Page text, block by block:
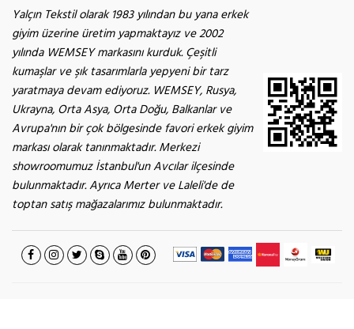
Yalçın Tekstil olarak 1983 yılından bu yana erkek
giyim üzerine üretim yapmaktayız ve 2002
yılında WEMSEY markasını kurduk. Çeşitli
kumaşlar ve şık tasarımlarla yepyeni bir tarz
yaratmaya devam ediyoruz. WEMSEY, Rusya,
Ukrayna, Orta Asya, Orta Doğu, Balkanlar ve
Avrupa'nın bir çok bölgesinde favori erkek giyim
markası olarak tanınmaktadır. Merkezi
showroomumuz İstanbul'un Avcılar ilçesinde
bulunmaktadır. Ayrıca Merter ve Laleli'de de
toptan satış mağazalarımız bulunmaktadır.